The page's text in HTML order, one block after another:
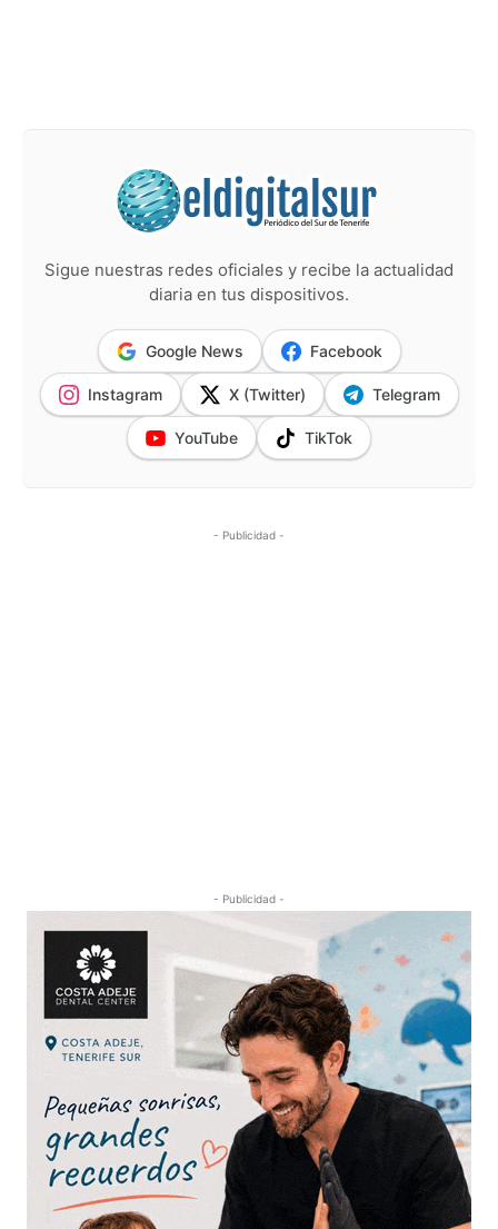
Sigue nuestras redes oficiales y recibe la actualidad
diaria en tus dispositivos.
Google News Facebook
Instagram X (Twitter) Telegram
YouTube TikTok
- Publicidad -
- Publicidad -